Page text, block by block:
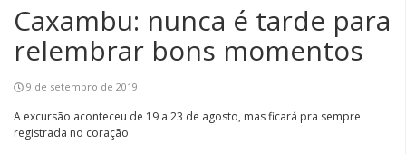
Caxambu: nunca é tarde para
relembrar bons momentos
9 de setembro de 2019
A excursão aconteceu de 19 a 23 de agosto, mas ficará pra sempre
registrada no coração